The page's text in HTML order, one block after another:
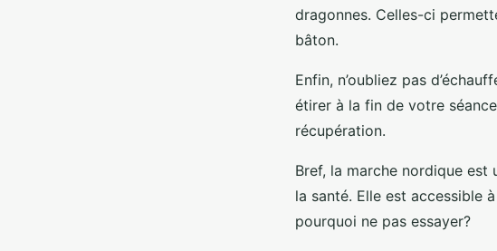
dragonnes. Celles-ci
bâton.
Enfin, n’oubliez pas
étirer à la fin de votre
récupération.
Bref, la marche nordique
la santé. Elle est accessible
pourquoi ne pas essayer?